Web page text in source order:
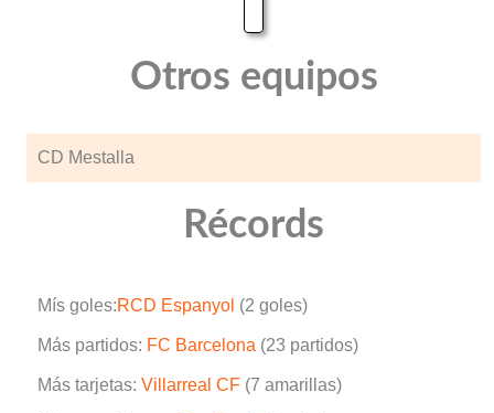
Otros equipos
CD Mestalla
Récords
Mís goles:RCD Espanyol (2 goles)
Más partidos: FC Barcelona (23 partidos)
Más tarjetas: Villarreal CF (7 amarillas)